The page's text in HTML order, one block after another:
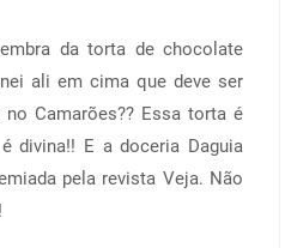
da torta de chocolate
ali em cima que deve ser
Camarões?? Essa torta é
divina!! E a doceria Daguia
pela revista Veja. Não